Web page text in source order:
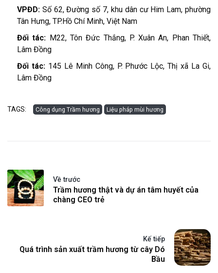
VPĐD: Số 62, Đường số 7, khu dân cư Him Lam, phường
Tân Hưng, TP.Hồ Chí Minh, Việt Nam
Đối tác: M22, Tôn Đức Thắng, P. Xuân An, Phan Thiết,
Lâm Đồng
Đối tác: 145 Lê Minh Công, P. Phước Lộc, Thị xã La Gi,
Lâm Đồng
TAGS: Công dụng Trầm hương Liệu pháp mùi hương
Về trước
Trầm hương thật và dự án tâm huyết của
chàng CEO trẻ
Kế tiếp
Quá trình sản xuất trầm hương từ cây Dó
Bầu